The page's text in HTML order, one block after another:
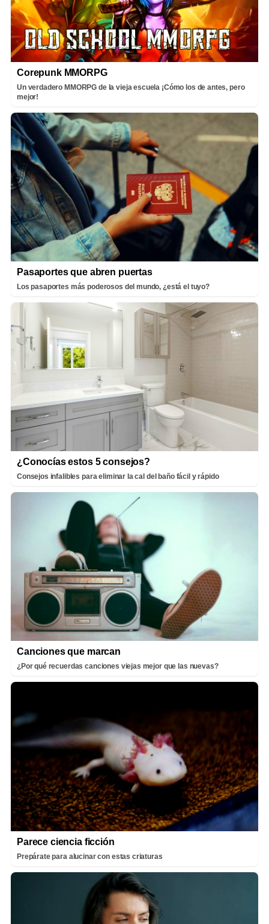
Corepunk MMORPG
Un verdadero MMORPG de la vieja escuela ¡Cómo los de antes, pero
mejor!
Pasaportes que abren puertas
Los pasaportes más poderosos del mundo, ¿está el tuyo?
¿Conocías estos 5 consejos?
Consejos infalibles para eliminar la cal del baño fácil y rápido
Canciones que marcan
¿Por qué recuerdas canciones viejas mejor que las nuevas?
Parece ciencia ficción
Prepárate para alucinar con estas criaturas